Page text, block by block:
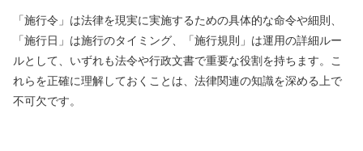
「施行令」は法律を現実に実施するための具体的な命令や細則、
「施行日」は施行のタイミング、「施行規則」は運用の詳細ルー
ルとして、いずれも法令や行政文書で重要な役割を持ちます。こ
れらを正確に理解しておくことは、法律関連の知識を深める上で
不可欠です。